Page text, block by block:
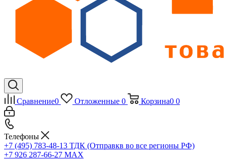
Сравнение0 Отложенные 0 Корзина0 0
Телефоны
+7 (495) 783-48-13 ТДК (Отправкв во все регионы РФ)
+7 926 287-66-27 МАХ